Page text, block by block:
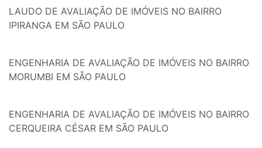
LAUDO DE AVALIAÇÃO DE IMÓVEIS NO BAIRRO
IPIRANGA EM SÃO PAULO
ENGENHARIA DE AVALIAÇÃO DE IMÓVEIS NO BAIRRO
MORUMBI EM SÃO PAULO
ENGENHARIA DE AVALIAÇÃO DE IMÓVEIS NO BAIRRO
CERQUEIRA CÉSAR EM SÃO PAULO